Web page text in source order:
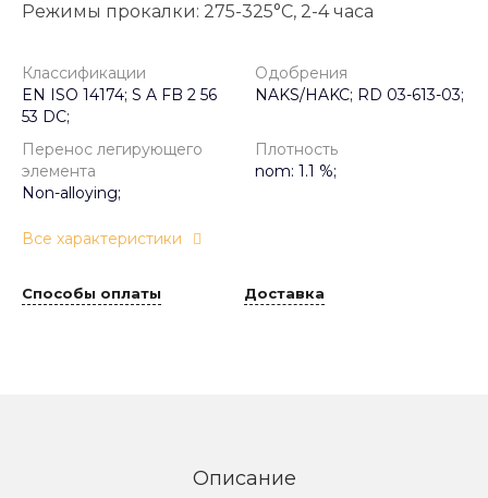
Режимы прокалки: 275-325°С, 2-4 часа
Классификации
EN ISO 14174; S A FB 2 56
53 DC;
Одобрения
NAKS/HAKC; RD 03-613-03;
Перенос легирующего
элемента
Non-alloying;
Плотность
nom: 1.1 %;
Все характеристики
Способы оплаты Доставка
Описание